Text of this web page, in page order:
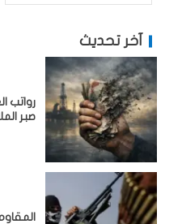
آخر تحديث
رواتب
صبر